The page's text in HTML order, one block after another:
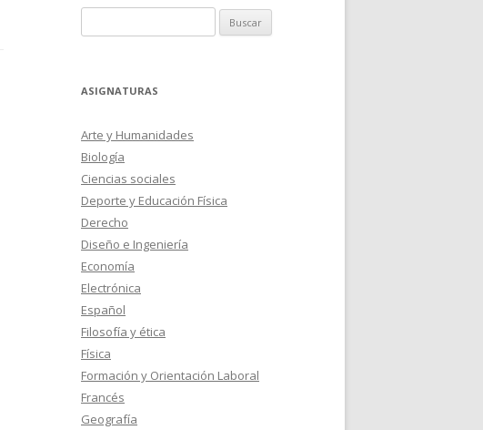
ASIGNATURAS
Arte y Humanidades
Biología
Ciencias sociales
Deporte y Educación Física
Derecho
Diseño e Ingeniería
Economía
Electrónica
Español
Filosofía y ética
Física
Formación y Orientación Laboral
Francés
Geografía